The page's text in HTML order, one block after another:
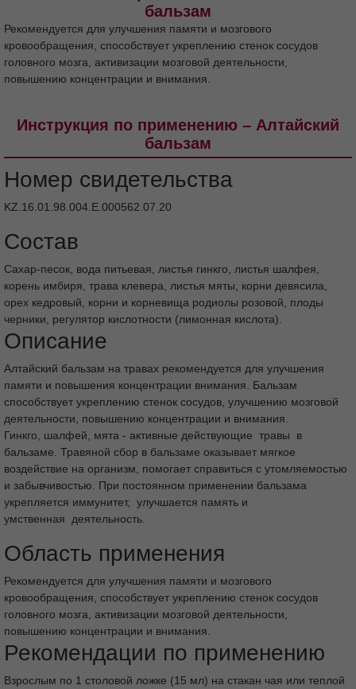
бальзам
Рекомендуется для улучшения памяти и мозгового
кровообращения, способствует укреплению стенок сосудов
головного мозга, активизации мозговой деятельности,
повышению концентрации и внимания.
Инструкция по применению – Алтайский
бальзам
Номер свидетельства
KZ.16.01.98.004.Е.000562.07.20
Состав
Сахар-песок, вода питьевая, листья гинкго, листья шалфея,
корень имбиря, трава клевера, листья мяты, корни девясила,
орех кедровый, корни и корневища родиолы розовой, плоды
черники, регулятор кислотности (лимонная кислота).
Описание
Алтайский бальзам на травах рекомендуется для улучшения
памяти и повышения концентрации внимания. Бальзам
способствует укреплению стенок сосудов, улучшению мозговой
деятельности, повышению концентрации и внимания.
Гинкго, шалфей, мята - активные действующие травы в
бальзаме. Травяной сбор в бальзаме оказывает мягкое
воздействие на организм, помогает справиться с утомляемостью
и забывчивостью. При постоянном применении бальзама
укрепляется иммунитет, улучшается память и
умственная деятельность.
Область применения
Рекомендуется для улучшения памяти и мозгового
кровообращения, способствует укреплению стенок сосудов
головного мозга, активизации мозговой деятельности,
повышению концентрации и внимания.
Рекомендации по применению
Взрослым по 1 столовой ложке (15 мл) на стакан чая или теплой